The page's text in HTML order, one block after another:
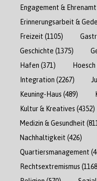
Engagement & Ehrenamt
Erinnerungsarbeit &
Freizeit (1105)
Geschichte (1375)
Hafen (371)
Integration (2267)
Keuning-Haus (489)
Kultur & Kreatives (4352)
Medizin & Gesundheit
Nachhaltigkeit (426)
Quartiersmanagement
Rechtsextremismus